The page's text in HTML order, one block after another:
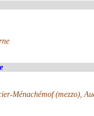
Ménachémof (mezzo),